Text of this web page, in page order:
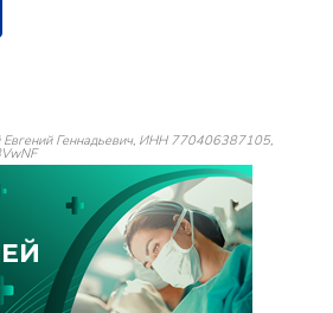
Геннадьевич, ИНН 770406387105,